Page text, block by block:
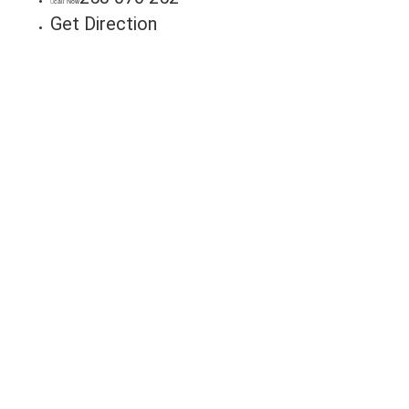
Get Direction